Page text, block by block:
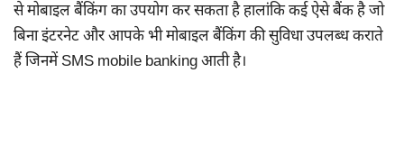
से मोबाइल बैंकिंग का उपयोग कर सकता है हालांकि कई ऐसे बैंक है जो
बिना इंटरनेट और आपके भी मोबाइल बैंकिंग की सुविधा उपलब्ध कराते
हैं जिनमें SMS mobile banking आती है।